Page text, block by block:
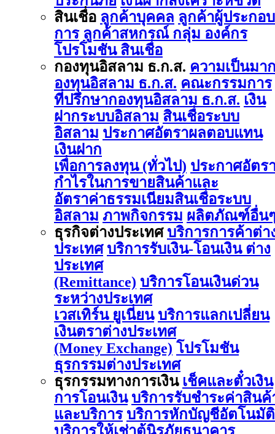
สินเชื่อ ลูกค้าบุคคล ลูกค้าผู้ประกอบ
การ ลูกค้าสหกรณ์ กลุ่ม องค์กร
โปรโมชัน สินเชื่อ
กองทุนอิสลาม ธ.ก.ส. ความเป็นมา
องทุนอิสลาม ธ.ก.ส. คณะกรรมการ
ที่ปรึกษากองทุนอิสลาม ธ.ก.ส. เงิน
ฝากระบบอิสลาม สินเชื่อระบบ
อิสลาม ประกาศอัตราผลตอบแทน
เงินฝาก
เพื่อการลงทุน (ทั่วไป) ประกาศอัตร
กำไรในการขายสินค้าและ
อัตราค่าธรรมเนียมสินเชื่อระบบ
อิสลาม ภาพกิจกรรม ผลิตภัณฑ์อื่น
ธุรกิจต่างประเทศ บริการการค้าต่า
ประเทศ บริการรับเงิน-โอนเงิน ต่าง
ประเทศ
(Remittance) บริการโอนเงินด่วน
ระหว่างประเทศ
เวสเทิร์น ยูเนี่ยน บริการแลกเปลี่ยน
เงินตราต่างประเทศ
(Money Exchange) โปรโมชัน
ธุรกรรมต่างประเทศ
ธุรกรรมทางการเงิน เช็คและตั๋วเงิน
การโอนเงิน บริการรับชำระค่าสินค้
และบริการ บริการหักบัญชีอัตโนมัติ
บริการให้เช่าตู้นิรภัยธนาคาร